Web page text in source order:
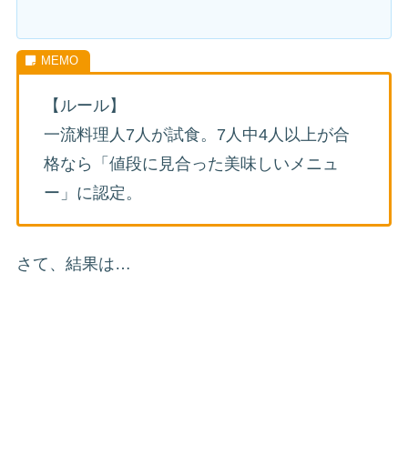
【ルール】
一流料理人7人が試食。7人中4人以上が合
格なら「値段に見合った美味しいメニュ
ー」に認定。
さて、結果は…